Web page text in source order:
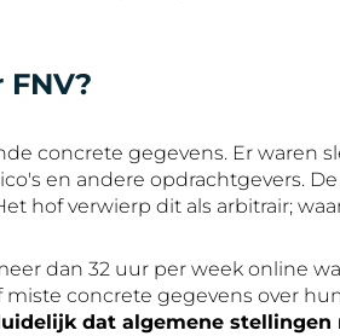
concrete gegevens. Er waren
en andere opdrachtgevers.
hof verwierp dit als arbitrair;
dan 32 uur per week online
concrete gegevens over
dat algemene stellingen